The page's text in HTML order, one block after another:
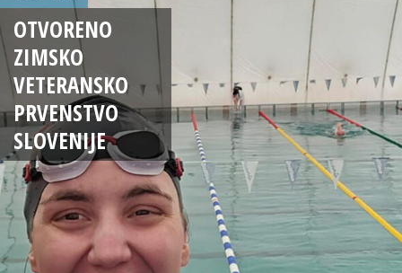
OTVORENO
ZIMSKO
VETERANSKO
PRVENSTVO
SLOVENIJE